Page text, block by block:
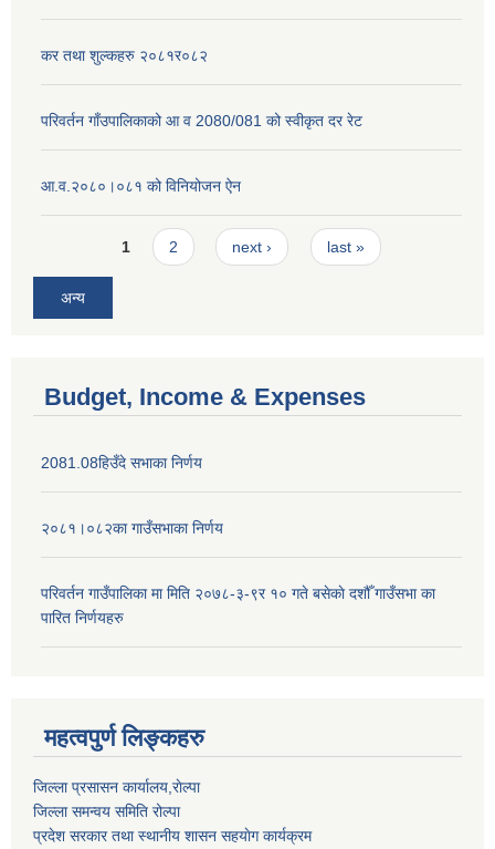
कर तथा शुल्कहरु २०८१र०८२
परिवर्तन गाँउपालिकाको आ व 2080/081 को स्वीकृत दर रेट
आ.व.२०८०।०८१ को विनियोजन ऐन
Pages1 2 next › last »
अन्य
Budget, Income & Expenses
2081.08हिउँदे सभाका निर्णय
२०८१।०८२का गाउँसभाका निर्णय
परिवर्तन गाउँपालिका मा मिति २०७८-३-९र १० गते बसेकाे दशौँ गाउँसभा का
पारित निर्णयहरु
महत्वपुर्ण लिङ्कहरु
जिल्ला प्रसासन कार्यालय,राेल्पा
जिल्ला समन्वय समिति रोल्पा
प्रदेश सरकार तथा स्थानीय शासन सहयाेग कार्यक्रम